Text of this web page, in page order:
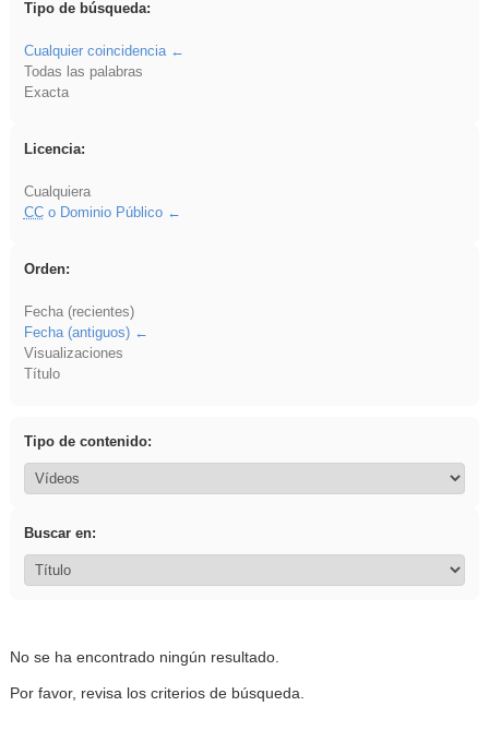
Tipo de búsqueda:
Cualquier coincidencia
Todas las palabras
Exacta
Licencia:
Cualquiera
CCo Dominio Público
Orden:
Fecha (recientes)
Fecha (antiguos)
Visualizaciones
Título
Tipo de contenido:
Buscar en:
No se ha encontrado ningún resultado.
Por favor, revisa los criterios de búsqueda.